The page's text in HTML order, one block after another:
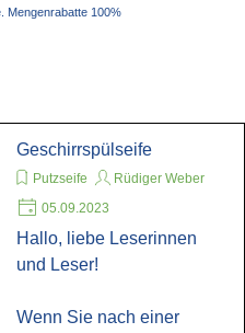
Mengenrabatte 100%
Geschirrspülseife
Putzseife
Rüdiger Weber
05.09.2023
Hallo, liebe Leserinnen
und Leser!
Wenn Sie nach einer